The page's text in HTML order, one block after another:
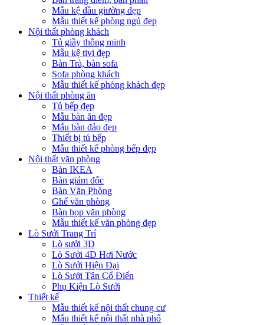
Mẫu kệ đầu giường đẹp
Mẫu thiết kế phòng ngủ đẹp
Nội thất phòng khách
Tủ giầy thông minh
Mẫu kệ tivi đẹp
Bàn Trà, bàn sofa
Sofa phòng khách
Mẫu thiết kế phòng khách đẹp
Nội thất phòng ăn
Tủ bếp đẹp
Mẫu bàn ăn đẹp
Mẫu bàn đảo đẹp
Thiết bị tủ bếp
Mẫu thiết kế phòng bếp đẹp
Nội thất văn phòng
Bàn IKEA
Bàn giám đốc
Bàn Văn Phòng
Ghế văn phòng
Bàn họp văn phòng
Mẫu thiết kế văn phòng đẹp
Lò Sưởi Trang Trí
Lò sưởi 3D
Lò Sưởi 4D Hơi Nước
Lò Sưởi Hiện Đại
Lò Sưởi Tân Cổ Điển
Phụ Kiện Lò Sưởi
Thiết kế
Mẫu thiết kế nội thất chung cư
Mẫu thiết kế nội thất nhà phố